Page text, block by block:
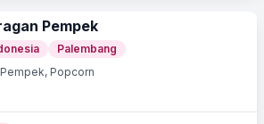
Pempek
Palembang
Popcorn